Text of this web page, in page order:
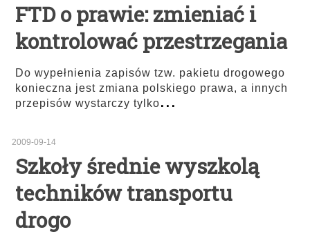
FTD o prawie: zmieniać i
kontrolować przestrzegania
Do wypełnienia zapisów tzw. pakietu drogowego
konieczna jest zmiana polskiego prawa, a innych
przepisów wystarczy tylko...
2009-09-14
Szkoły średnie wyszkolą
techników transportu
drogo